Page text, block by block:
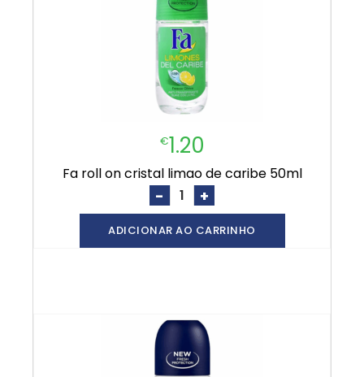
€1.20
fa roll on cristal limao de caribe 50ml
- +
ADICIONAR AO CARRINHO